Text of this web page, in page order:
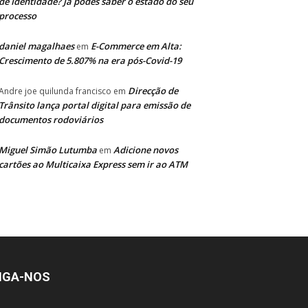
processo
daniel magalhaesem E-Commerce em Alta:
Crescimento de 5.807% na era pós-Covid-19
joe quilunda francisco em Direcção de
Trânsito lança portal digital para emissão de
documentos rodoviários
Miguel Simão Lutumba em Adicione novos
cartões ao Multicaixa Express sem ir ao ATM
NOS